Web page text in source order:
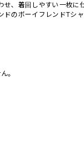
せ、着回しやすい一枚に
ドのボーイフレンドTシャ
。